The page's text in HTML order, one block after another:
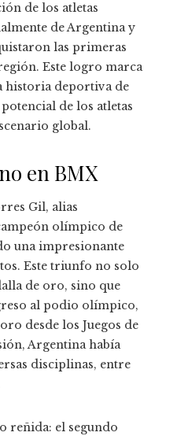
de los atletas
de Argentina y
las primeras
Este logro marca
historia deportiva de
de los atletas
global.
en BMX
Gil, alias
olímpico de
una impresionante
Este triunfo no solo
de oro, sino que
al podio olímpico,
desde los Juegos de
Argentina había
disciplinas, entre
reñida: el segundo